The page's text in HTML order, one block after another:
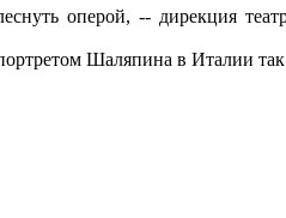
оперой, -- дирекция
Шаляпина в Италии